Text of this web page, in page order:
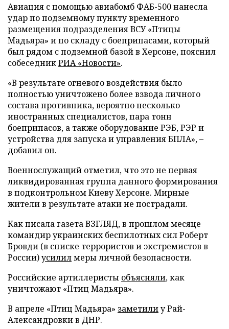
Авиация с помощью авиабомб ФАБ-500 нанесла
удар по подземному пункту временного
размещения подразделения ВСУ «Птицы
Мадьяра» и по складу с боеприпасами, который
был рядом с подземной базой в Херсоне, пояснил
собеседникРИА «Новости».
«В результате огневого воздействия было
полностью уничтожено более взвода личного
состава противника, вероятно несколько
иностранных специалистов, пара тонн
боеприпасов, а также оборудование РЭБ, РЭР и
устройства для запуска и управления БПЛА», –
добавил он.
Военнослужащий отметил, что это не первая
ликвидированная группа данного формирования
в подконтрольном Киеву Херсоне. Мирные
жители в результате атаки не пострадали.
Как писала газета ВЗГЛЯД, в прошлом месяце
командир украинских беспилотных сил Роберт
Бровди (в списке террористов и экстремистов в
России)усилилмеры личной безопасности.
Российские артиллеристы объясняли, как
уничтожают «Птиц Мадьяра».
В апреле «Птиц Мадьяра» заметилиу Рай-
Александровки в ДНР.